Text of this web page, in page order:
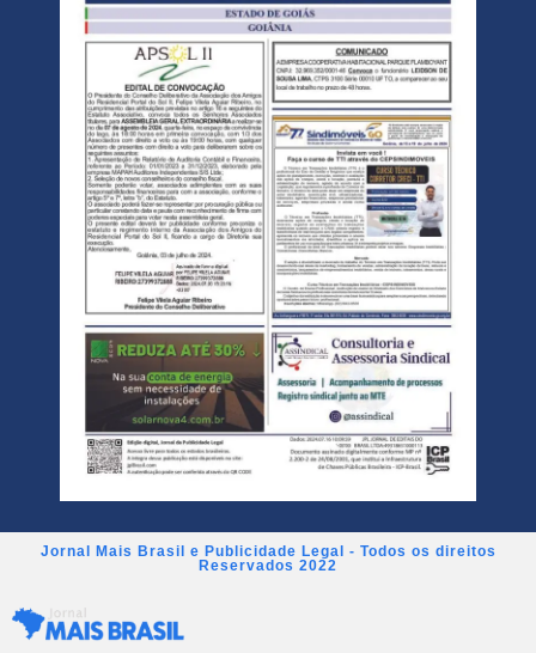
Jornal Mais Brasil e Publicidade Legal - Todos os direitos
Reservados 2022